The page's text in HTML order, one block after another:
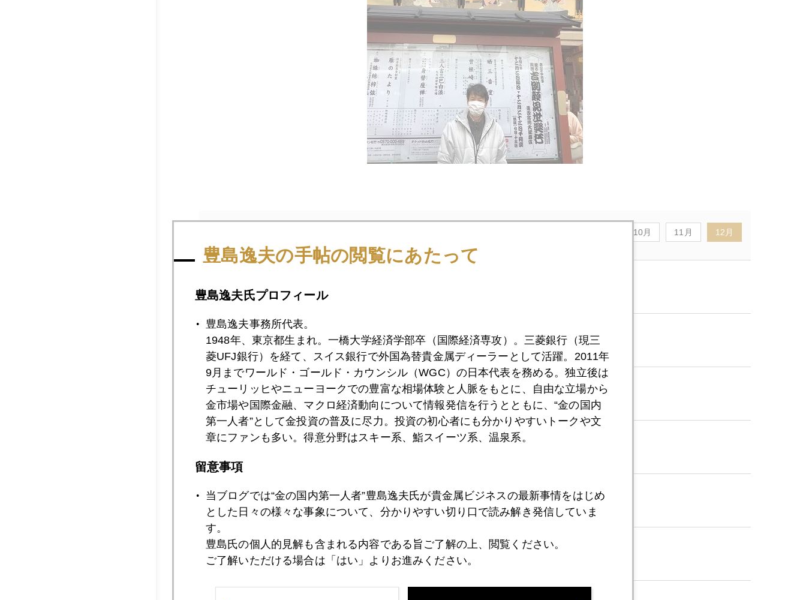
10月 11月 12月
2021年12月28日
2021年12月27日 世界の中銀、ドルから金へ
2021年12月24日 中国共産党支配下の中国人民銀行、苦肉の利下げ
2021年12月22日 日経、連日の日本株危機論
2021年12月22日 バイデン大統領、中間選挙大苦戦へ
豊島逸夫の手帖の閲覧にあたって
豊島逸夫氏プロフィール
豊島逸夫事務所代表。
1948年、東京都生まれ。一橋大学経済学部卒（国際経済専攻）。三菱銀行（現三
菱UFJ銀行）を経て、スイス銀行で外国為替貴金属ディーラーとして活躍。2011年
9月までワールド・ゴールド・カウンシル（WGC）の日本代表を務める。独立後は
チューリッヒやニューヨークでの豊富な相場体験と人脈をもとに、自由な立場から
金市場や国際金融、マクロ経済動向について情報発信を行うとともに、“金の国内
第一人者”として金投資の普及に尽力。投資の初心者にも分かりやすいトークや文
章にファンも多い。得意分野はスキー系、鮨スイーツ系、温泉系。
留意事項
当ブログでは“金の国内第一人者”豊島逸夫氏が貴金属ビジネスの最新事情をはじめ
とした日々の様々な事象について、分かりやすい切り口で読み解き発信していま
す。
豊島氏の個人的見解も含まれる内容である旨ご了解の上、閲覧ください。
ご了解いただける場合は「はい」よりお進みください。